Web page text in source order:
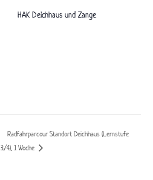
HAK Deichhaus und Zange
Radfahrparcour Standort Deichhaus (Lernstufe
3/4), 1 Woche